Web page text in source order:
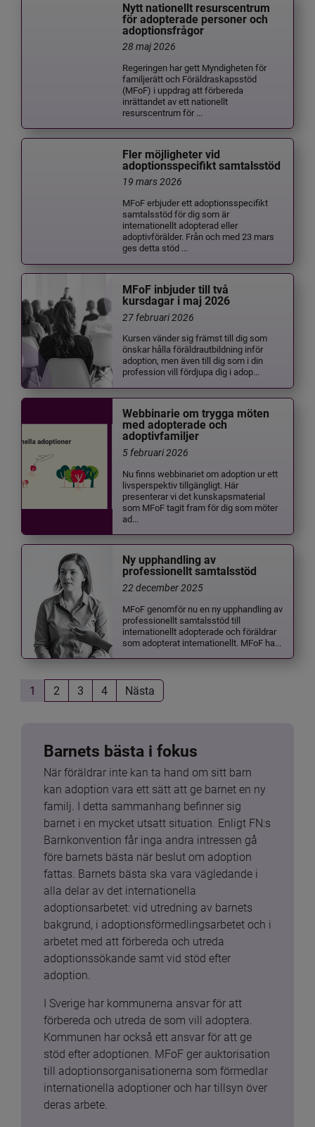
Nytt nationellt resurscentrum
för adopterade personer och
adoptionsfrågor
28 maj 2026
Regeringen har gett Myndigheten för
familjerätt och Föräldraskapsstöd
(MFoF) i uppdrag att förbereda
inrättandet av ett nationellt
resurscentrum för ...
Fler möjligheter vid
adoptionsspecifikt samtalsstöd
19 mars 2026
MFoF erbjuder ett adoptionsspecifikt
samtalsstöd för dig som är
internationellt adopterad eller
adoptivförälder. Från och med 23 mars
ges detta stöd ...
MFoF inbjuder till två
kursdagar i maj 2026
27 februari 2026
Kursen vänder sig främst till dig som
önskar hålla föräldrautbildning inför
adoption, men även till dig som i din
profession vill fördjupa dig i adop...
Webbinarie om trygga möten
med adopterade och
adoptivfamiljer
5 februari 2026
Nu finns webbinariet om adoption ur ett
livsperspektiv tillgängligt. Här
presenterar vi det kunskapsmaterial
som MFoF tagit fram för dig som möter
ad...
Ny upphandling av
professionellt samtalsstöd
22 december 2025
MFoF genomför nu en ny upphandling av
professionellt samtalsstöd till
internationellt adopterade och föräldrar
som adopterat internationellt. MFoF ha...
1 2 3 4 Nästa
Barnets bästa i fokus
När föräldrar inte kan ta hand om sitt barn
kan adoption vara ett sätt att ge barnet en ny
familj. I detta sammanhang befinner sig
barnet i en mycket utsatt situation. Enligt FN:s
Barnkonvention får inga andra intressen gå
före barnets bästa när beslut om adoption
fattas. Barnets bästa ska vara vägledande i
alla delar av det internationella
adoptionsarbetet: vid utredning av barnets
bakgrund, i adoptionsförmedlingsarbetet och i
arbetet med att förbereda och utreda
adoptionssökande samt vid stöd efter
adoption.
I Sverige har kommunerna ansvar för att
förbereda och utreda de som vill adoptera.
Kommunen har också ett ansvar för att ge
stöd efter adoptionen. MFoF ger auktorisation
till adoptionsorganisationerna som förmedlar
internationella adoptioner och har tillsyn över
deras arbete.